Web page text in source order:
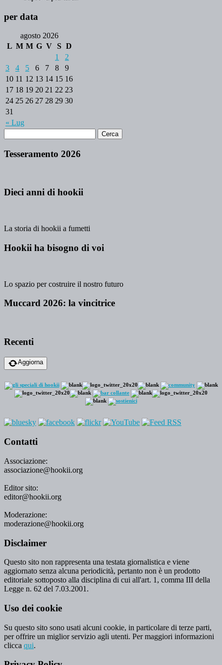
per data
agosto 2026
L M M G V S D
« Lug
1
2
3
4 5 6 7 8
9
10 11 12 13 14 15 16
17 18 19 20 21 22 23
24 25 26 27 28 29 30
31
Tesseramento 2026
Dieci anni di hookii
La storia di hookii a fumetti
Hookii ha bisogno di voi
Lo spazio per costruire il nostro futuro
Muccard 2026: la vincitrice
Recenti
Aggiorna
Contatti
Associazione:
associazione@hookii.org
Editor sito:
editor@hookii.org
Moderazione:
moderazione@hookii.org
Disclaimer
Questo sito non rappresenta una testata giornalistica e viene
aggiornato senza alcuna periodicità, pertanto non è un prodotto
editoriale sottoposto alla disciplina di cui all'art. 1, comma III della
Legge n. 62 del 7.03.2001.
Uso dei cookie
Su questo sito sono usati alcuni cookie, in particolare di terze parti,
per offrire un miglior servizio agli utenti. Per maggiori informazioni
clicca qui.